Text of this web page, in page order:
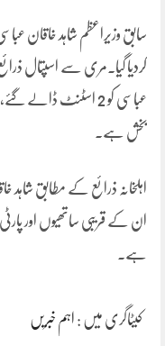
سابق وزیراعظم شاہد خاقان
کردیا گیا۔مری سے اسپتال
عباسی کو 2 اسٹنٹ
بخش ہے۔
اہلخانہ ذرائع کے مطابق شاہد
ان کے قریبی ساتھیوں اور
ہے۔
کیٹاگری میں : اہم خبریں